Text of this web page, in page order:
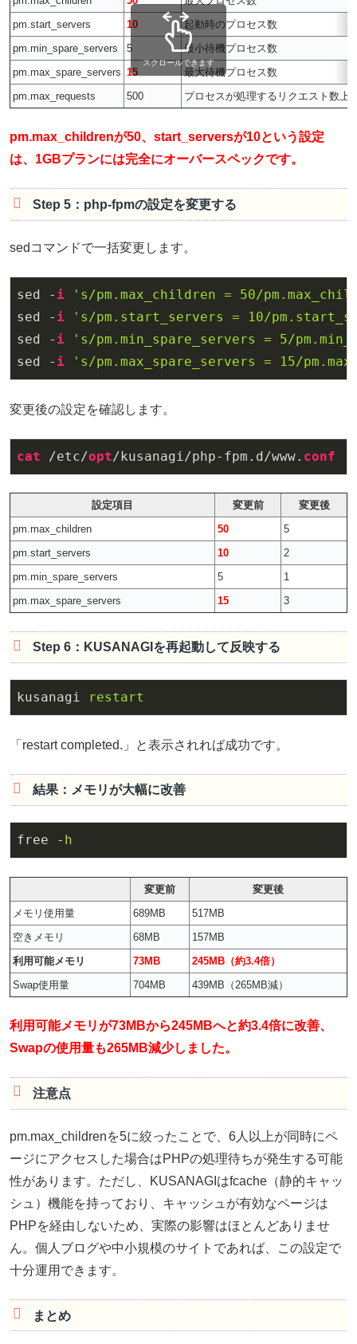
pm.start_servers
10
起動時のプロセス数
pm.min_spare_servers
5
最小待機プロセス数
pm.max_spare_servers 15
最大待機プロセス数
pm.max_requests
500 プロセスが処理するリクエスト数上
スクロールできます
pm.max_childrenが50、start_serversが10という設定
は、1GBプランには完全にオーバースペックです。
Step 5：php-fpmの設定を変更する
sedコマンドで一括変更します。
sed - i
's/pm.max_children = 50/
sed - i
's/pm.start_servers = 10/
sed - i
's/pm.min_spare_servers = 5/
sed - i 's/pm.max_spare_servers = 15/
変更後の設定を確認します。
cat /etc/opt/kusanagi/php-fpm.d/www. conf
設定項目 変更前
変更後
pm.max_children
50
5
pm.start_servers
10
2
pm.min_spare_servers
5
1
pm.max_spare_servers
15 3
Step 6：KUSANAGIを再起動して反映する
kusanagi restart
「restart completed.」と表示されれば成功です。
結果：メモリが大幅に改善
free - h
変更前
変更後
メモリ使用量
689MB
517MB
空きメモリ
68MB
157MB
利用可能メモリ
73MB
245MB（約3.4倍）
Swap使用量
704MB 439MB（265MB減）
利用可能メモリが73MBから245MBへと約3.4倍に改善、
Swapの使用量も265MB減少しました。
注意点
pm.max_childrenを5に絞ったことで、6人以上が同時にペ
ージにアクセスした場合はPHPの処理待ちが発生する可能
性があります。ただし、KUSANAGIはfcache（静的キャッ
シュ）機能を持っており、キャッシュが有効なページは
PHPを経由しないため、実際の影響はほとんどありませ
ん。個人ブログや中小規模のサイトであれば、この設定で
十分運用できます。
まとめ